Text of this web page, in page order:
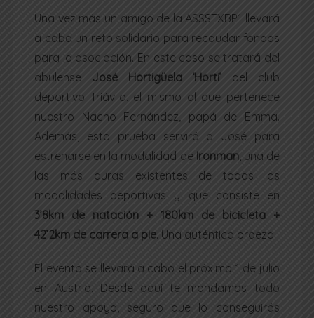
Una vez más un amigo de la ASSSTXBP1 llevará
a cabo un reto solidario para recaudar fondos
para la asociación. En este caso se tratará del
abulense José Hortigüela ‘Horti’ del club
deportivo Triávila, el mismo al que pertenece
nuestro Nacho Fernández, papá de Emma.
Además, esta prueba servirá a José para
estrenarse en la modalidad de Ironman, una de
las más duras existentes de todas las
modalidades deportivas y que consiste en
3’8km de natación + 180km de bicicleta +
42’2km de carrera a pie. Una auténtica proeza.
El evento se llevará a cabo el próximo 1 de julio
en Austria. Desde aquí te mandamos todo
nuestro apoyo, seguro que lo conseguirás